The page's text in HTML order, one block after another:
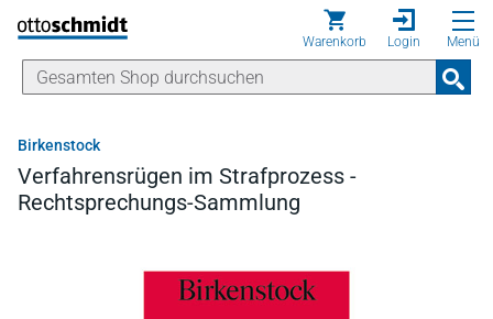
Direkt zum Inhalt
Warenkorb Login Menü
Birkenstock
Verfahrensrügen im Strafprozess -
Rechtsprechungs-Sammlung